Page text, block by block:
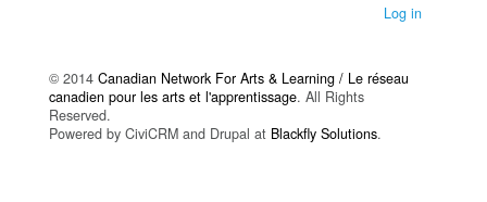
Log in
© 2014 Canadian Network For Arts & Learning / Le réseau
canadien pour les arts et l'apprentissage. All Rights
Reserved.
Powered by CiviCRM and Drupal at Blackfly Solutions.